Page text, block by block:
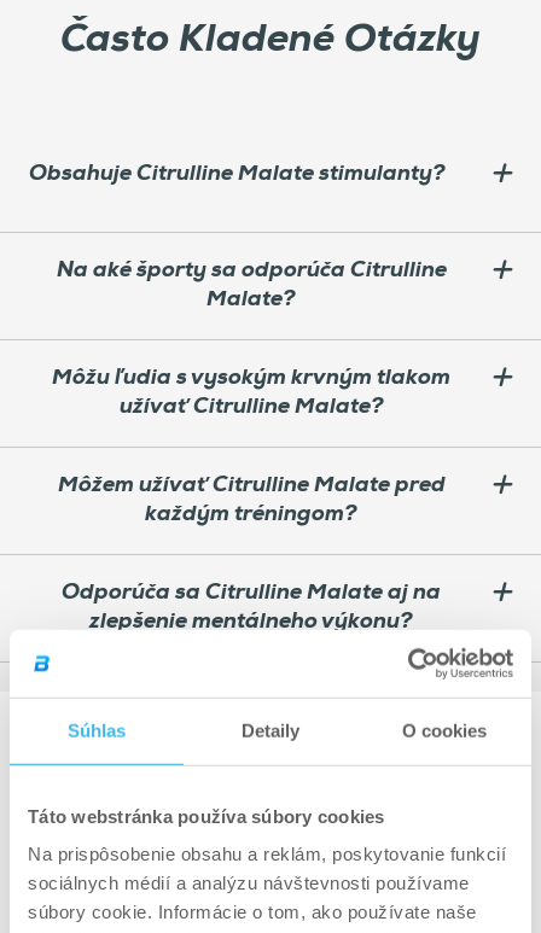
Súhlas Detaily O cookies
Táto webstránka používa súbory cookies
Na prispôsobenie obsahu a reklám, poskytovanie funkcií
sociálnych médií a analýzu návštevnosti používame
súbory cookie. Informácie o tom, ako používate naše
Často Kladené Otázky
Obsahuje Citrulline Malate stimulanty?
Na aké športy sa odporúča Citrulline
Malate?
Môžu ľudia s vysokým krvným tlakom
užívať Citrulline Malate?
Môžem užívať Citrulline Malate pred
každým tréningom?
Odporúča sa Citrulline Malate aj na
zlepšenie mentálneho výkonu?
4.5
Ohodnotené
4.5
z
5
5 Ohodnotené z 5 hviezdičiek 18
4 Ohodnotené z 5 hviezdičiek 0